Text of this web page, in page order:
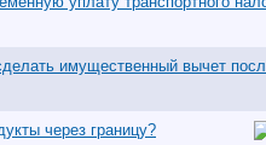
имущественный вычет
через границу?